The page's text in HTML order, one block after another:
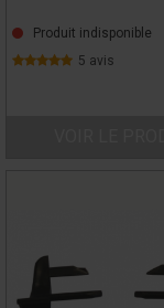
Produit indisponible
5 avis